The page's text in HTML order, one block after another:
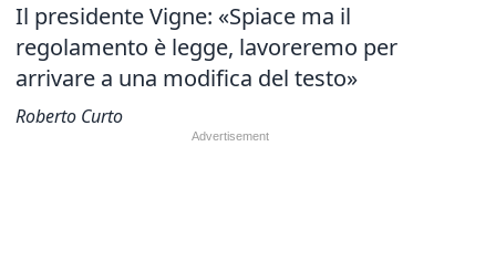
Il presidente Vigne: «Spiace ma il
regolamento è legge, lavoreremo per
arrivare a una modifica del testo»
Roberto Curto